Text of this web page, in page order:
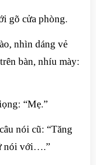
gõ cửa phòng.
nhìn dáng vẻ
bàn, nhíu mày:
“Mẹ.”
nói cũ: “Tăng
nói với….”